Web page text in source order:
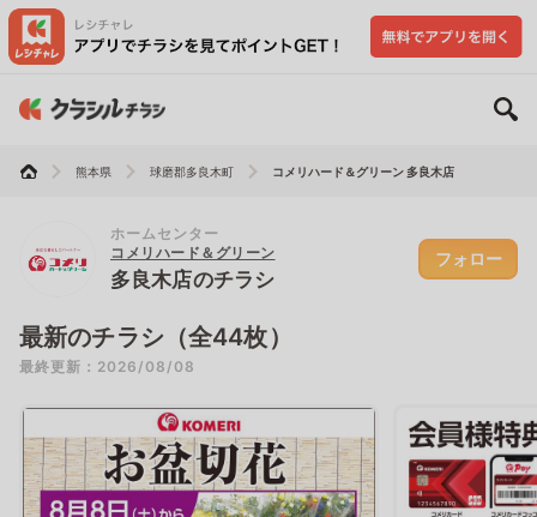
熊本県 球磨郡多良木町 コメリハード＆グリーン 多良木店
ホームセンター
コメリハード＆グリーン
多良木店のチラシ
フォロー
最新のチラシ（全44枚）
最終更新：2026/08/08